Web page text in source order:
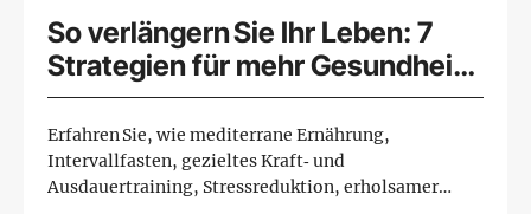
So verlängern Sie Ihr Leben: 7
Strategien für mehr Gesundheit
und Langlebigkeit
Erfahren Sie, wie mediterrane Ernährung,
Intervallfasten, gezieltes Kraft‑ und
Ausdauertraining, Stressreduktion, erholsamer